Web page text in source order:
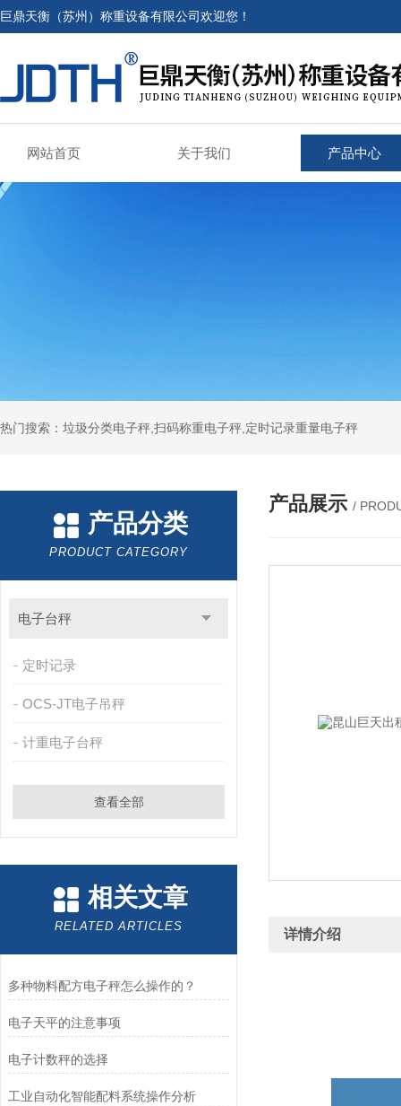
巨鼎天衡（苏州）称重设备有限公司欢迎您！
网站首页 关于我们 产品中心
热门搜索：垃圾分类电子秤,扫码称重电子秤,定时记录重量电子秤
产品分类
PRODUCT CATEGORY
电子台秤
定时记录
OCS-JT电子吊秤
计重电子台秤
查看全部
相关文章
RELATED ARTICLES
多种物料配方电子秤怎么操作的？
电子天平的注意事项
电子计数秤的选择
工业自动化智能配料系统操作分析
产品展示 /
详情介绍